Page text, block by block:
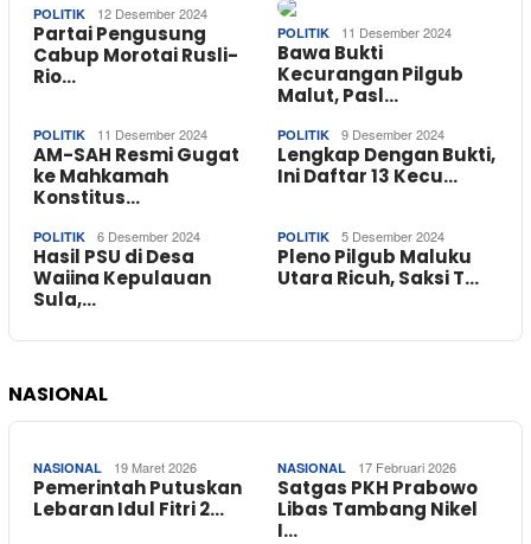
POLITIK 12 Desember 2024
Partai Pengusung
Cabup Morotai Rusli-
Rio…
POLITIK 11 Desember 2024
Bawa Bukti
Kecurangan Pilgub
Malut, Pasl…
POLITIK 11 Desember 2024
AM-SAH Resmi Gugat
ke Mahkamah
Konstitus…
POLITIK 9 Desember 2024
Lengkap Dengan Bukti,
Ini Daftar 13 Kecu…
POLITIK 6 Desember 2024
Hasil PSU di Desa
Waiina Kepulauan
Sula,…
POLITIK 5 Desember 2024
Pleno Pilgub Maluku
Utara Ricuh, Saksi T…
NASIONAL
NASIONAL 19 Maret 2026
Pemerintah Putuskan
Lebaran Idul Fitri 2…
NASIONAL 17 Februari 2026
Satgas PKH Prabowo
Libas Tambang Nikel
I…